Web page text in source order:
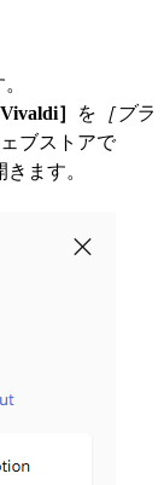
Vivaldi］ を ［ブラ
ブストアで
ます。